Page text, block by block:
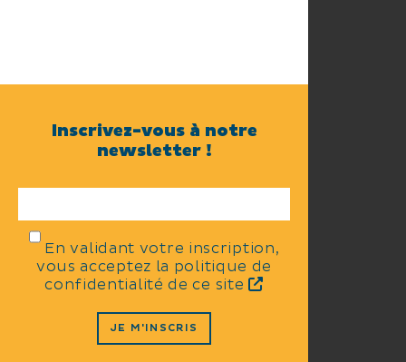
Inscrivez-vous à notre
newsletter !
En validant votre inscription,
vous acceptez la politique de
confidentialité de ce site
JE M'INSCRIS